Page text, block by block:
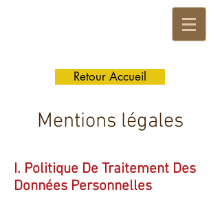
Retour Accueil
Mentions légales
I. Politique De Traitement Des
Données Personnelles